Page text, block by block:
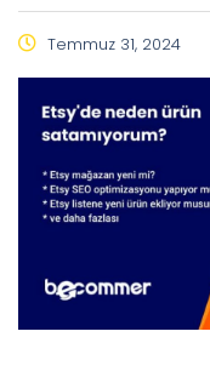
Temmuz 31, 2024